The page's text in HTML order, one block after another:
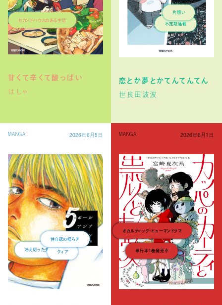
甘くて辛くて酸っぱい
はしゃ
セカンドハウスのある生活
恋とか夢とかてんてんてん
世良田波波
不定期連載
片想い
MANGA 2026年6月5日
冷え切った夫婦生活 クィア
性自認の揺らぎ
MANGA 2026年6月1日
単行本１巻発売中
オカルティック・ヒューマンドラマ